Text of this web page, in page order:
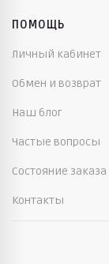
ПОМОЩЬ
Личный кабинет
Обмен и возврат
Наш блог
Частые вопросы
Состояние заказа
Контакты